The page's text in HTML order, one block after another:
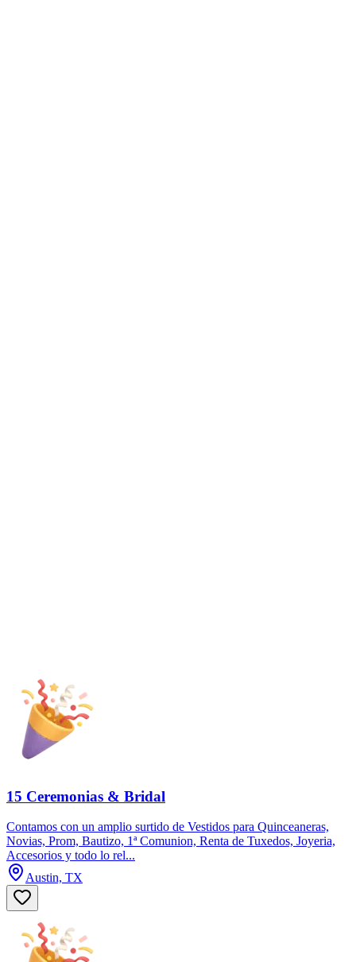
15 Ceremonias & Bridal
Contamos con un amplio surtido de Vestidos para Quinceaneras,
Novias, Prom, Bautizo, 1ª Comunion, Renta de Tuxedos, Joyeria,
Accesorios y todo lo rel...
Austin, TX